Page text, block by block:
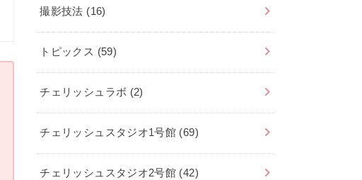
撮影技法 (16)
トピックス (59)
チェリッシュラボ (2)
チェリッシュスタジオ1号館 (69)
チェリッシュスタジオ2号館 (42)